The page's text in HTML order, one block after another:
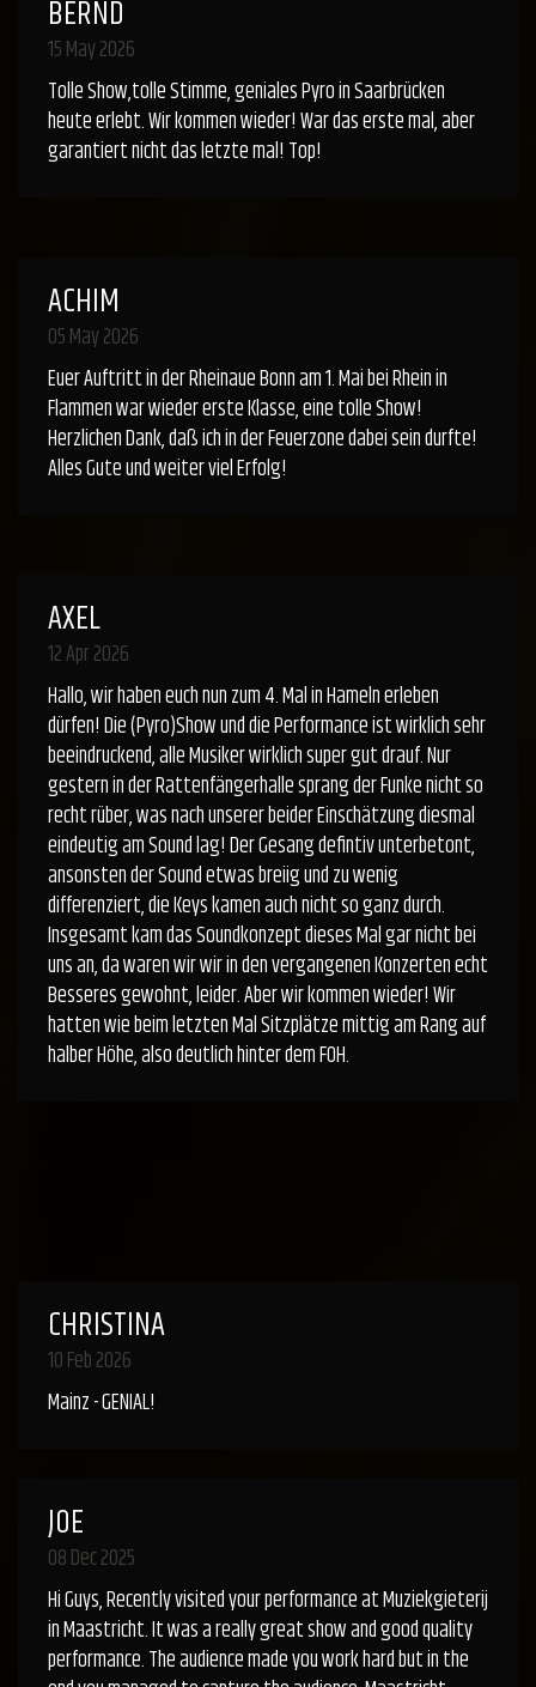
BERND
15 May 2026
Tolle Show,tolle Stimme, geniales Pyro in Saarbrücken
heute erlebt. Wir kommen wieder! War das erste mal, aber
garantiert nicht das letzte mal! Top!
ACHIM
05 May 2026
Euer Auftritt in der Rheinaue Bonn am 1. Mai bei Rhein in
Flammen war wieder erste Klasse, eine tolle Show!
Herzlichen Dank, daß ich in der Feuerzone dabei sein durfte!
Alles Gute und weiter viel Erfolg!
AXEL
12 Apr 2026
Hallo, wir haben euch nun zum 4. Mal in Hameln erleben
dürfen! Die (Pyro)Show und die Performance ist wirklich sehr
beeindruckend, alle Musiker wirklich super gut drauf. Nur
gestern in der Rattenfängerhalle sprang der Funke nicht so
recht rüber, was nach unserer beider Einschätzung diesmal
eindeutig am Sound lag! Der Gesang defintiv unterbetont,
ansonsten der Sound etwas breiig und zu wenig
differenziert, die Keys kamen auch nicht so ganz durch.
Insgesamt kam das Soundkonzept dieses Mal gar nicht bei
uns an, da waren wir wir in den vergangenen Konzerten echt
Besseres gewohnt, leider. Aber wir kommen wieder! Wir
hatten wie beim letzten Mal Sitzplätze mittig am Rang auf
halber Höhe, also deutlich hinter dem FOH.
CHRISTINA
10 Feb 2026
Mainz - GENIAL!
JOE
08 Dec 2025
Hi Guys, Recently visited your performance at Muziekgieterij
in Maastricht. It was a really great show and good quality
performance. The audience made you work hard but in the